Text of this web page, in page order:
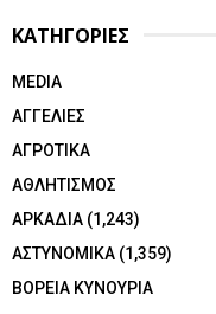
ΚΑΤΗΓΟΡΙΕΣ
MEDIA
ΑΓΓΕΛΙΕΣ
ΑΓΡΟΤΙΚΑ
ΑΘΛΗΤΙΣΜΟΣ
ΑΡΚΑΔΙΑ (1,243)
ΑΣΤΥΝΟΜΙΚΑ (1,359)
ΒΟΡΕΙΑ ΚΥΝΟΥΡΙΑ